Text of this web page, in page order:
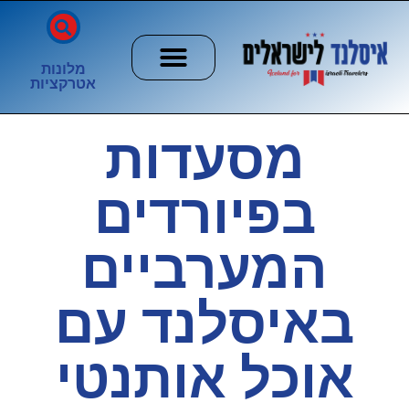
מלונות
אטרקציות
מסעדות
בפיורדים
המערביים
באיסלנד עם
אוכל אותנטי